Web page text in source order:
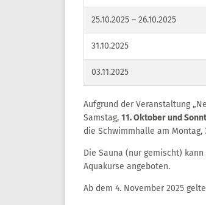
25.10.2025 – 26.10.2025
31.10.2025
03.11.2025
Aufgrund der Veranstaltung
Samstag, 11. Oktober und
die Schwimmhalle am
Die Sauna (nur gemischt)
Aquakurse angeboten.
Ab dem 4. November 2025